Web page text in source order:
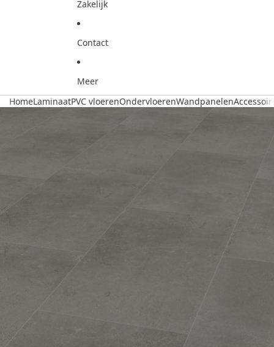
Zakelijk
Contact
Meer
HomeLaminaatPVC vloerenOndervloerenWandpanelen
Ga direct naar de productinformatie